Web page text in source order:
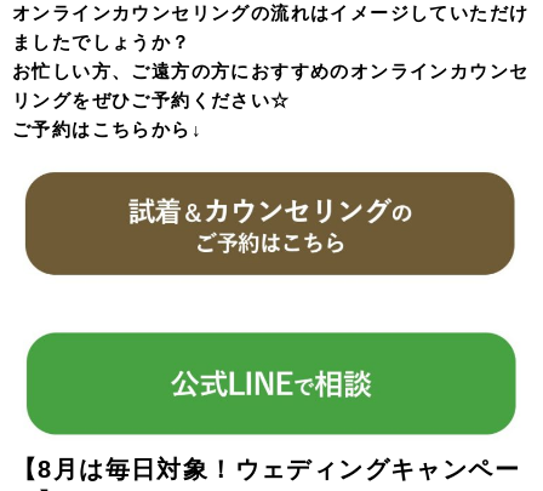
オンラインカウンセリングの流れはイメージしていただけ
ましたでしょうか？
お忙しい方、ご遠方の方におすすめのオンラインカウンセ
リングをぜひご予約ください☆
ご予約はこちらから↓
【8 月は毎日対象！ウェディングキャンペー